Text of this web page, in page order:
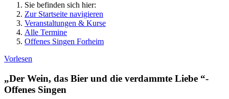
Sie befinden sich hier:
Zur Startseite navigieren
Veranstaltungen & Kurse
Alle Termine
Offenes Singen Forheim
Vorlesen
„Der Wein, das Bier und die verdammte Liebe “-
Offenes Singen